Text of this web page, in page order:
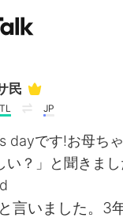
для
Checker
民
TL JP
dayです!お母ち
い？」と聞きま
言いました。3